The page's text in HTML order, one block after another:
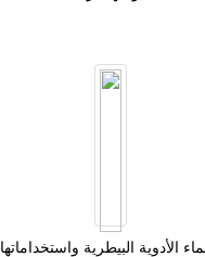
الأدوية البيطرية واستخداماتها